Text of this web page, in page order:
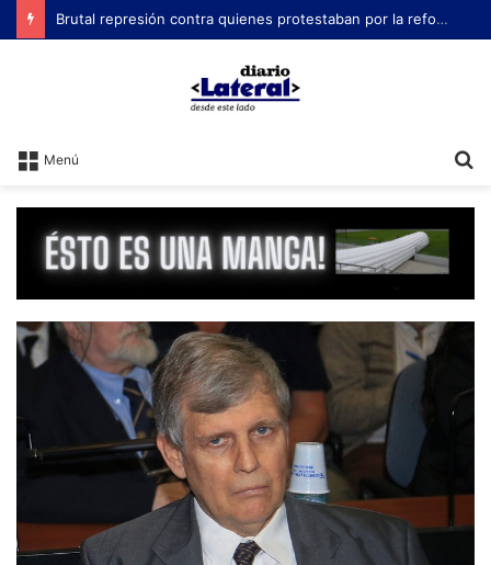
Brutal represión contra quienes protestaban por la reforma laboral de Milei
Menú